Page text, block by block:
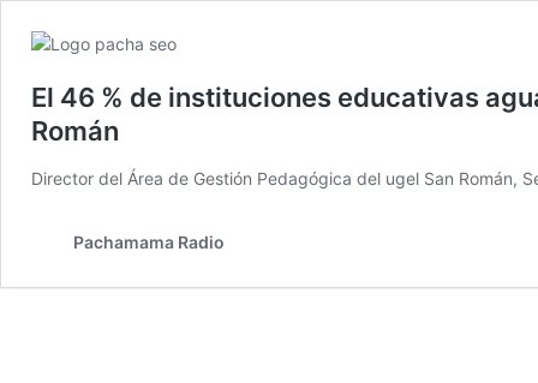
El 46 % de instituciones educativas
Román
Director del Área de Gestión Pedagógica del ugel San Román,
Pachamama Radio